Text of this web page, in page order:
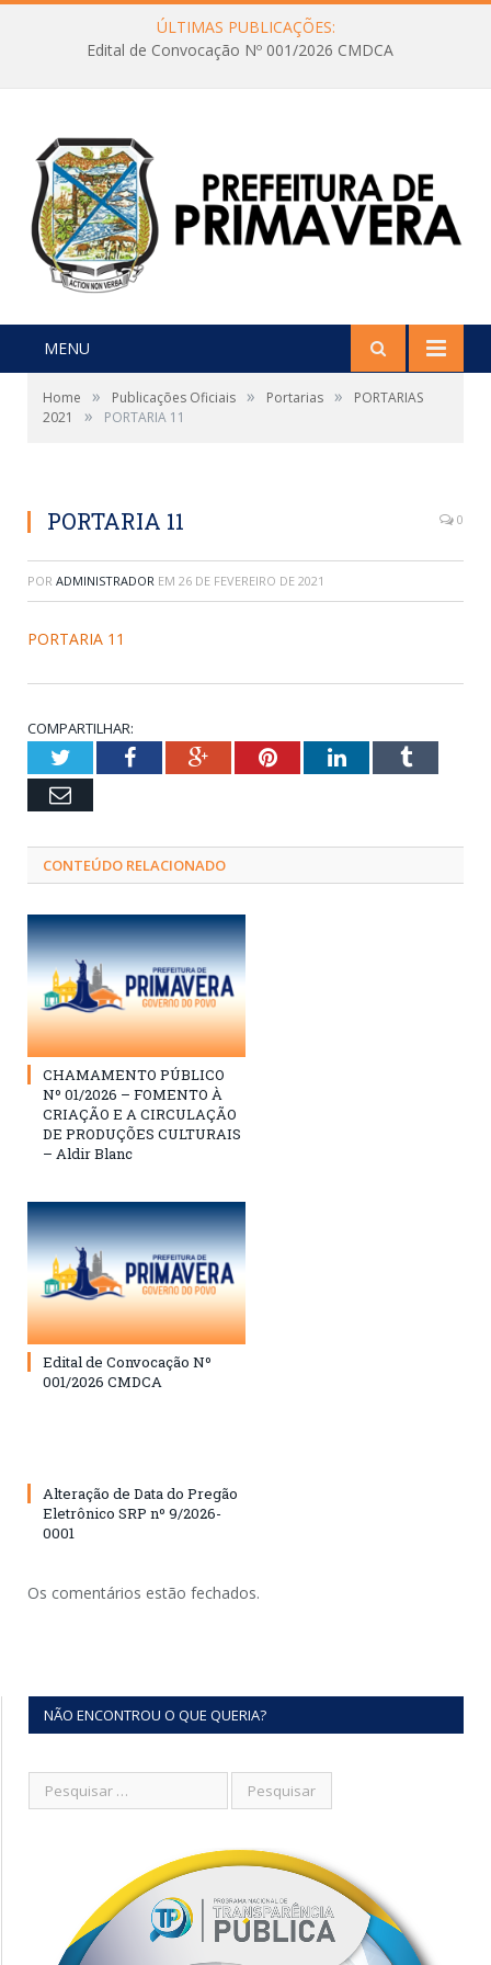
ÚLTIMAS PUBLICAÇÕES:
Edital de Convocação Nº 001/2026 CMDCA
MENU
Home » Publicações Oficiais » Portarias »
PORTARIAS
2021
» PORTARIA 11
PORTARIA 11 0
POR ADMINISTRADOR EM 26 DE FEVEREIRO DE 2021
PORTARIA 11
COMPARTILHAR:
TwitterFacebookGoogle+PinterestLinkedInTumblr
Email
CONTEÚDO RELACIONADO
CHAMAMENTO PÚBLICO
Nº 01/2026 – FOMENTO À
CRIAÇÃO E A CIRCULAÇÃO
DE PRODUÇÕES CULTURAIS
– Aldir Blanc
Edital de Convocação Nº
001/2026 CMDCA
Alteração de Data do Pregão
Eletrônico SRP nº 9/2026-
0001
Os comentários estão fechados.
NÃO ENCONTROU O QUE QUERIA?